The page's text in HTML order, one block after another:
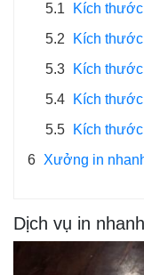
5.1
Kích
5.2
Kích
5.3
Kích
5.4
Kích
5.5
Kích
6 Xưởng in
Dịch vụ in